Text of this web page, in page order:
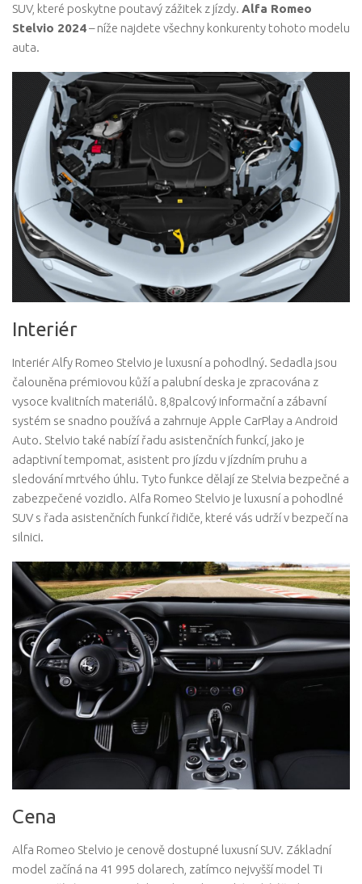
SUV, které poskytne poutavý zážitek z jízdy. Alfa Romeo
Stelvio 2024– níže najdete všechny konkurenty tohoto modelu
auta.
Interiér
Interiér Alfy Romeo Stelvio je luxusní a pohodlný. Sedadla jsou
čalouněna prémiovou kůží a palubní deska je zpracována z
vysoce kvalitních materiálů. 8,8palcový informační a zábavní
systém se snadno používá a zahrnuje Apple CarPlay a Android
Auto. Stelvio také nabízí řadu asistenčních funkcí, jako je
adaptivní tempomat, asistent pro jízdu v jízdním pruhu a
sledování mrtvého úhlu. Tyto funkce dělají ze Stelvia bezpečné a
zabezpečené vozidlo. Alfa Romeo Stelvio je luxusní a pohodlné
SUV s řada asistenčních funkcí řidiče, které vás udrží v bezpečí na
silnici.
Cena
Alfa Romeo Stelvio je cenově dostupné luxusní SUV. Základní
model začíná na 41 995 dolarech, zatímco nejvyšší model Ti